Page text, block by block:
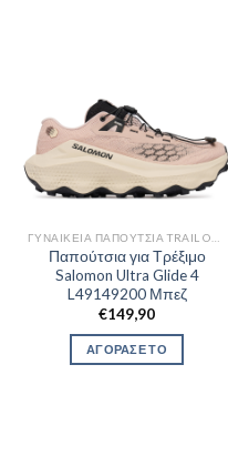
Παπούτσια για Τρέξιμο
Salomon Ultra Glide 4
L49149200 Μπεζ
€149,90
ΑΓΟΡΑΣΕ ΤΟ